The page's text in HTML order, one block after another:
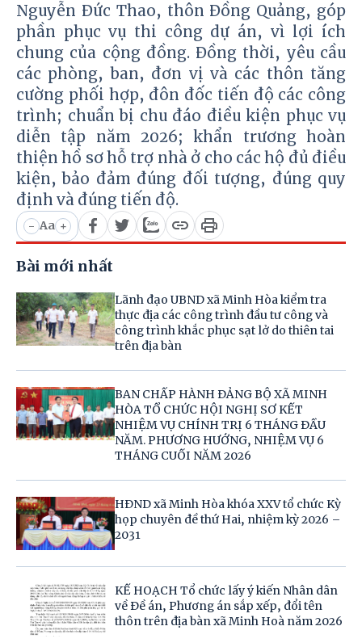
Nguyễn Đức Thao, thôn Đồng Quảng, góp
phần phục vụ thi công dự án, vì lợi ích
chung của cộng đồng. Đồng thời, yêu cầu
các phòng, ban, đơn vị và các thôn tăng
cường phối hợp, đôn đốc tiến độ các công
trình; chuẩn bị chu đáo điều kiện phục vụ
diễn tập năm 2026; khẩn trương hoàn
thiện hồ sơ hỗ trợ nhà ở cho các hộ đủ điều
kiện, bảo đảm đúng đối tượng, đúng quy
định và đúng tiến độ.
- Aa +
Bài mới nhất
Lãnh đạo UBND xã Minh Hòa kiểm tra
thực địa các công trình đầu tư công và
công trình khắc phục sạt lở do thiên tai
trên địa bàn
BAN CHẤP HÀNH ĐẢNG BỘ XÃ MINH
HÒA TỔ CHỨC HỘI NGHỊ SƠ KẾT
NHIỆM VỤ CHÍNH TRỊ 6 THÁNG ĐẦU
NĂM. PHƯƠNG HƯỚNG, NHIỆM VỤ 6
THÁNG CUỐI NĂM 2026
HĐND xã Minh Hòa khóa XXV tổ chức Kỳ
họp chuyên đề thứ Hai, nhiệm kỳ 2026 –
2031
KẾ HOẠCH Tổ chức lấy ý kiến Nhân dân
về Đề án, Phương án sắp xếp, đổi tên
thôn trên địa bàn xã Minh Hoà năm 2026